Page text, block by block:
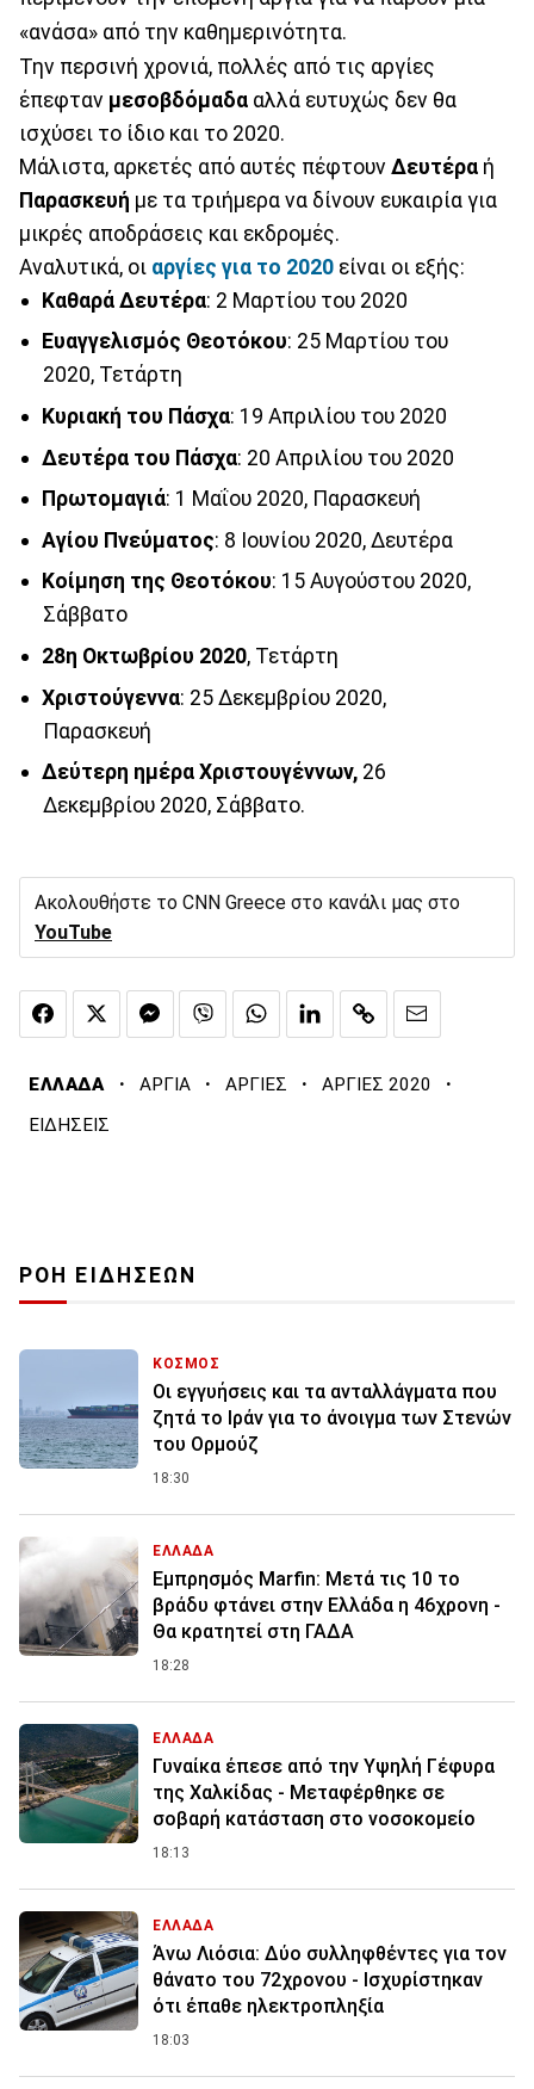
«ανάσα» από την καθημερινότητα.
Την περσινή χρονιά, πολλές από τις αργίες
έπεφταν μεσοβδόμαδα αλλά ευτυχώς δεν θα
ισχύσει το ίδιο και το 2020.
Μάλιστα, αρκετές από αυτές πέφτουν Δευτέρα ή
Παρασκευή με τα τριήμερα να δίνουν ευκαιρία για
μικρές αποδράσεις και εκδρομές.
Αναλυτικά, οι αργίες για το 2020 είναι οι εξής:
Καθαρά Δευτέρα: 2 Μαρτίου του 2020
Ευαγγελισμός Θεοτόκου: 25 Μαρτίου του
2020, Τετάρτη
Κυριακή του Πάσχα: 19 Απριλίου του 2020
Δευτέρα του Πάσχα: 20 Απριλίου του 2020
Πρωτομαγιά: 1 Μαΐου 2020, Παρασκευή
Αγίου Πνεύματος: 8 Ιουνίου 2020, Δευτέρα
Κοίμηση της Θεοτόκου: 15 Αυγούστου 2020,
Σάββατο
28η Οκτωβρίου 2020, Τετάρτη
Χριστούγεννα: 25 Δεκεμβρίου 2020,
Παρασκευή
Δεύτερη ημέρα Χριστουγέννων,26
Δεκεμβρίου 2020, Σάββατο.
Ακολουθήστε το CNN Greece στο κανάλι μας στο
YouTube
ΕΛΛΑΔΑ · ΑΡΓΙΑ · ΑΡΓΙΕΣ · ΑΡΓΙΕΣ 2020 ·
ΕΙΔΗΣΕΙΣ
ΡΟΗ ΕΙΔΗΣΕΩΝ
ΚΟΣΜΟΣ
Οι εγγυήσεις και τα ανταλλάγματα που
ζητά το Ιράν για το άνοιγμα των Στενών
του Ορμούζ
18:30
ΕΛΛΑΔΑ
Εμπρησμός Marfin: Μετά τις 10 το
βράδυ φτάνει στην Ελλάδα η 46χρονη -
Θα κρατητεί στη ΓΑΔΑ
18:28
ΕΛΛΑΔΑ
Γυναίκα έπεσε από την Υψηλή Γέφυρα
της Χαλκίδας - Μεταφέρθηκε σε
σοβαρή κατάσταση στο νοσοκομείο
18:13
ΕΛΛΑΔΑ
Άνω Λιόσια: Δύο συλληφθέντες για τον
θάνατο του 72χρονου - Ισχυρίστηκαν
ότι έπαθε ηλεκτροπληξία
18:03